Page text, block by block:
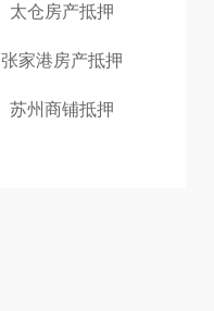
太仓房产抵押
张家港房产抵押
苏州商铺抵押